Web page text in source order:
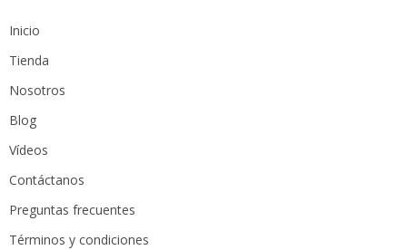
Inicio
Tienda
Nosotros
Blog
Vídeos
Contáctanos
Preguntas frecuentes
Términos y condiciones